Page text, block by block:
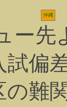
沖縄
ー先
試偏
の難